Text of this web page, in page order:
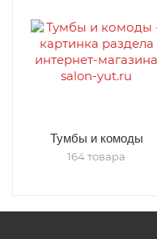
Тумбы и комоды
164 товара